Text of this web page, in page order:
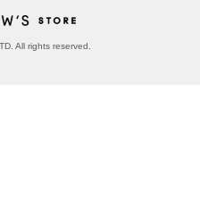
All rights reserved.